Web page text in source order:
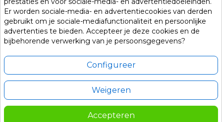
Er worden sociale-media- en advertentiecookies van derden
gebruikt om je sociale-mediafunctionaliteit en persoonlijke
advertenties te bieden. Accepteer je deze cookies en de
bijbehorende verwerking van je persoonsgegevens?
Configureer
Weigeren
Accepteren